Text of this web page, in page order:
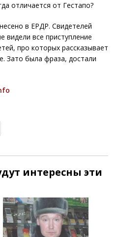
отличается от Гестапо?
в ЕРДР. Свидетелей
видели все приступление
про которых рассказывает
Зато была фраза, достали
интересны эти